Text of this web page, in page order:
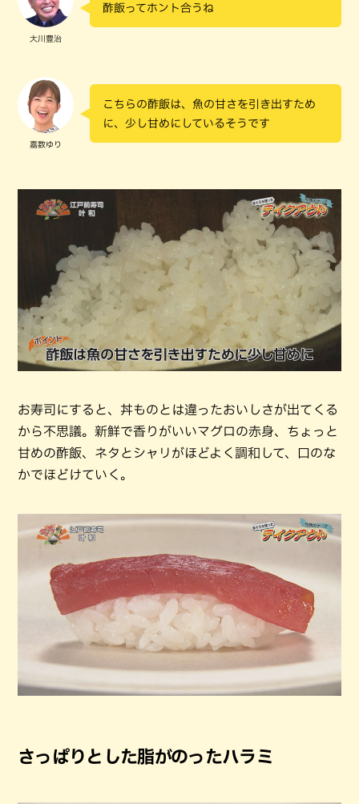
大川豊治
酢飯ってホント合うね
嘉数ゆり
こちらの酢飯は、魚の甘さを引き出すため
に、少し甘めにしているそうです
お寿司にすると、丼ものとは違ったおいしさが出てくる
から不思議。新鮮で香りがいいマグロの赤身、ちょっと
甘めの酢飯、ネタとシャリがほどよく調和して、口のな
かでほどけていく。
さっぱりとした脂がのったハラミ